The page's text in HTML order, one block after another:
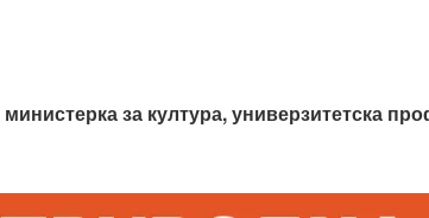
за култура, универзитетска